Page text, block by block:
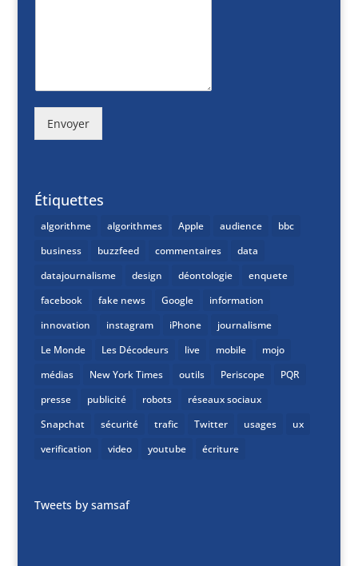
Envoyer
Étiquettes
algorithme algorithmes Apple audience
bbc
business
buzzfeed commentaires
data
datajournalisme
design déontologie
enquete
facebook
fake news Google
information
innovation
instagram iPhone
journalisme
Le Monde
Les Décodeurs live mobile
mojo
médias
New York Times outils Periscope
PQR
presse
publicité robots
réseaux sociaux
Snapchat
sécurité trafic Twitter usages
ux
verification
video youtube écriture
Tweets by samsaf